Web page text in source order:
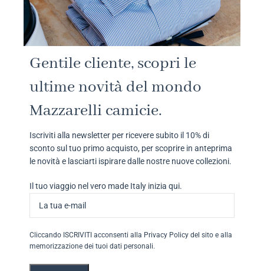
Gentile cliente, scopri le
ultime novità del mondo
Mazzarelli camicie.
Iscriviti alla newsletter per ricevere subito il 10% di
sconto sul tuo primo acquisto, per scoprire in anteprima
le novità e lasciarti ispirare dalle nostre nuove collezioni.
Il tuo viaggio nel vero made Italy inizia qui.
Cliccando ISCRIVITI acconsenti alla Privacy Policy del sito e alla
memorizzazione dei tuoi dati personali.